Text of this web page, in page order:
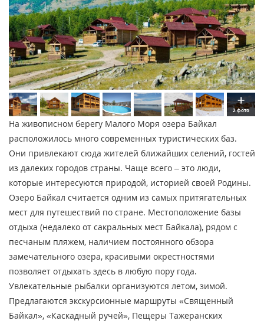
2 фото
На живописном берегу Малого Моря озера Байкал
расположилось много современных туристических баз.
Они привлекают сюда жителей ближайших селений, гостей
из далеких городов страны. Чаще всего – это люди,
которые интересуются природой, историей своей Родины.
Озеро Байкал считается одним из самых притягательных
мест для путешествий по стране. Местоположение базы
отдыха (недалеко от сакральных мест Байкала), рядом с
песчаным пляжем, наличием постоянного обзора
замечательного озера, красивыми окрестностями
позволяет отдыхать здесь в любую пору года.
Увлекательные рыбалки организуются летом, зимой.
Предлагаются экскурсионные маршруты «Священный
Байкал», «Каскадный ручей», Пещеры Тажеранских